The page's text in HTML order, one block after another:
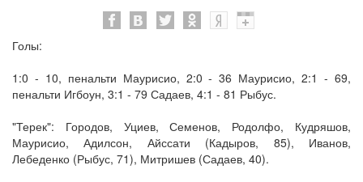
Голы:
1:0 - 10, пенальти Маурисио, 2:0 - 36 Маурисио, 2:1 - 69,
пенальти Игбоун, 3:1 - 79 Садаев, 4:1 - 81 Рыбус.
"Терек": Городов, Уциев, Семенов, Родолфо, Кудряшов,
Маурисио, Адилсон, Айссати (Кадыров, 85), Иванов,
Лебеденко (Рыбус, 71), Митришев (Садаев, 40).